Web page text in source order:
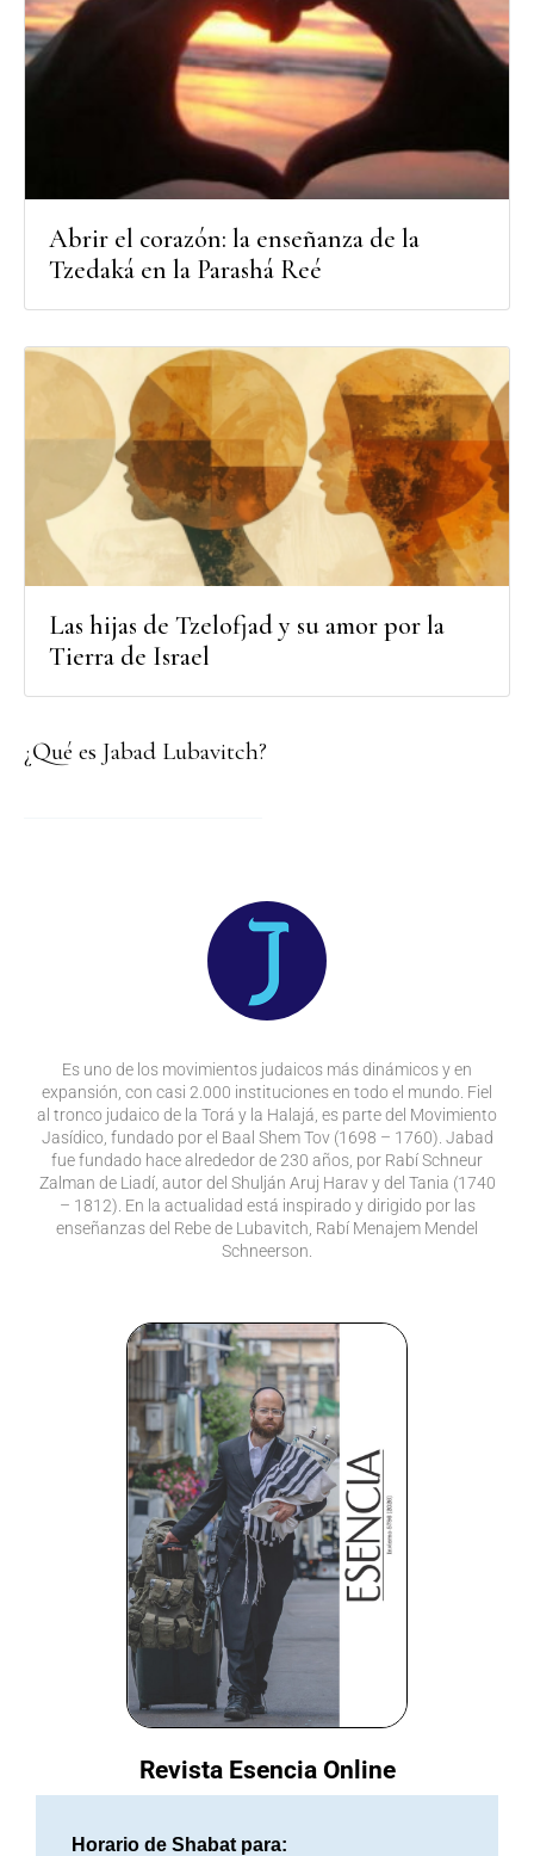
Abrir el corazón: la enseñanza de la
Tzedaká en la Parashá Reé
Las hijas de Tzelofjad y su amor por la
Tierra de Israel
¿Qué es Jabad Lubavitch?
Es uno de los movimientos judaicos más dinámicos y en
expansión, con casi 2.000 instituciones en todo el mundo. Fiel
al tronco judaico de la Torá y la Halajá, es parte del Movimiento
Jasídico, fundado por el Baal Shem Tov (1698 – 1760). Jabad
fue fundado hace alrededor de 230 años, por Rabí Schneur
Zalman de Liadí, autor del Shulján Aruj Harav y del Tania (1740
– 1812). En la actualidad está inspirado y dirigido por las
enseñanzas del Rebe de Lubavitch, Rabí Menajem Mendel
Schneerson.
Revista Esencia Online
Horario de Shabat para: